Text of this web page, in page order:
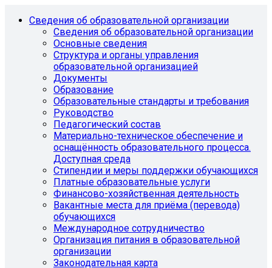
Сведения об образовательной организации
Сведения об образовательной организации
Основные сведения
Структура и органы управления
образовательной организацией
Документы
Образование
Образовательные стандарты и требования
Руководство
Педагогический состав
Материально-техническое обеспечение и
оснащённость образовательного процесса.
Доступная среда
Стипендии и меры поддержки обучающихся
Платные образовательные услуги
Финансово-хозяйственная деятельность
Вакантные места для приёма (перевода)
обучающихся
Международное сотрудничество
Организация питания в образовательной
организации
Законодательная карта